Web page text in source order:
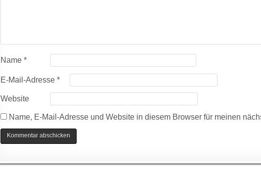
Name*
E-Mail-Adresse*
Website
Name, E-Mail-Adresse und Website in diesem Browser für meinen